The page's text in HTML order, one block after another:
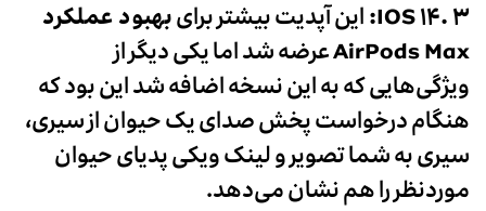
IOS ۱۴. ۳:این آپدیت بیشتر برایبهبود عملکرد
AirPods Maxعرضه شد اما یکی دیگر از
ویژگی‌هایی که به این نسخه اضافه شد این بود که
هنگام درخواست پخش صدای یک حیوان از سیری،
سیری به شما تصویر و لینک ویکی پدیای حیوان
موردنظر را هم نشان می‌دهد.